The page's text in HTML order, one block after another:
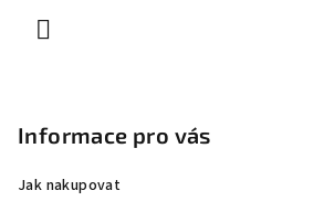
Informace pro vás
Jak nakupovat